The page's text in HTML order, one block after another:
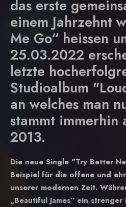
das erste
einem Jahrzehnt
Me Go“ heissen
25.03.2022
letzte
Studioalbum
an welches man
stammt immerhin
2013.
Die neue Single "Try Better
Beispiel für die offene und
unserer modernen Zeit.
„Beautiful James“ ein